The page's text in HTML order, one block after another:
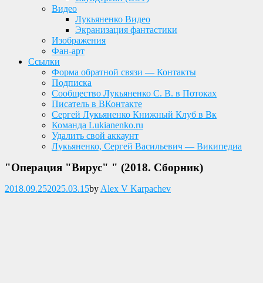
Видео
Лукьяненко Видео
Экранизация фантастики
Изображения
Фан-арт
Ссылки
Форма обратной связи — Контакты
Подписка
Сообщество Лукьяненко С. В. в Потоках
Писатель в ВКонтакте
Сергей Лукьяненко Книжный Клуб в Вк
Команда Lukianenko.ru
Удалить свой аккаунт
Лукьяненко, Сергей Васильевич — Википедиа
"Операция "Вирус" " (2018. Сборник)
Опубликовано
2018.09.252025.03.15by Alex V Karpachev